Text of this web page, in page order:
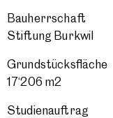
Bauherrschaft
Stiftung Burkwil
Grundstücksfläche
17‘206 m2
Studienauftrag